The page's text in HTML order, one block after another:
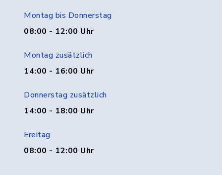
Montag bis Donnerstag
08:00 - 12:00 Uhr
Montag zusätzlich
14:00 - 16:00 Uhr
Donnerstag zusätzlich
14:00 - 18:00 Uhr
Freitag
08:00 - 12:00 Uhr